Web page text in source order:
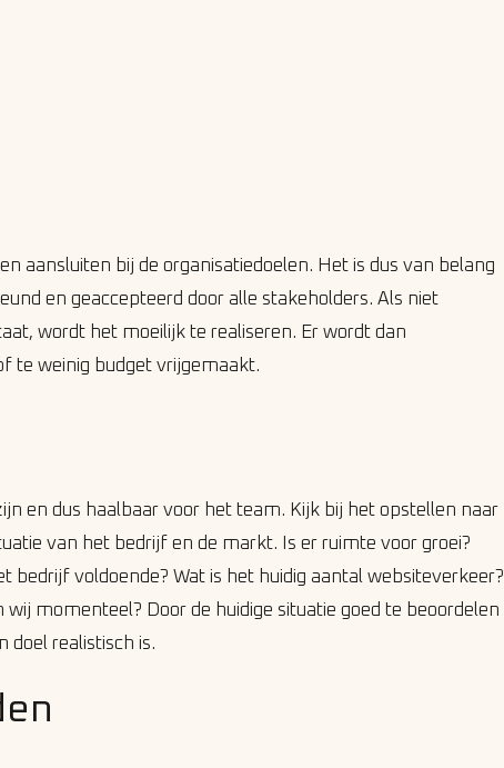
aansluiten bij de organisatiedoelen. Het is dus van belang
en geaccepteerd door alle stakeholders. Als niet
wordt het moeilijk te realiseren. Er wordt dan
te weinig budget vrijgemaakt.
en dus haalbaar voor het team. Kijk bij het opstellen naar
van het bedrijf en de markt. Is er ruimte voor groei?
bedrijf voldoende? Wat is het huidig aantal websiteverkeer?
wij momenteel? Door de huidige situatie goed te beoordelen
doel realistisch is.